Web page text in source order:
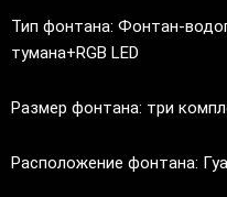
Тип фонтана: Фонтан-
тумана+RGB LED
Размер фонтана: три
Расположение фонтана: